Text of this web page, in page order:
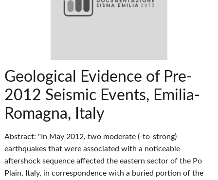
Geological Evidence of Pre-
2012 Seismic Events, Emilia-
Romagna, Italy
Abstract: "In May 2012, two moderate (-to-strong)
earthquakes that were associated with a noticeable
aftershock sequence affected the eastern sector of the Po
Plain, Italy, in correspondence with a buried portion of the